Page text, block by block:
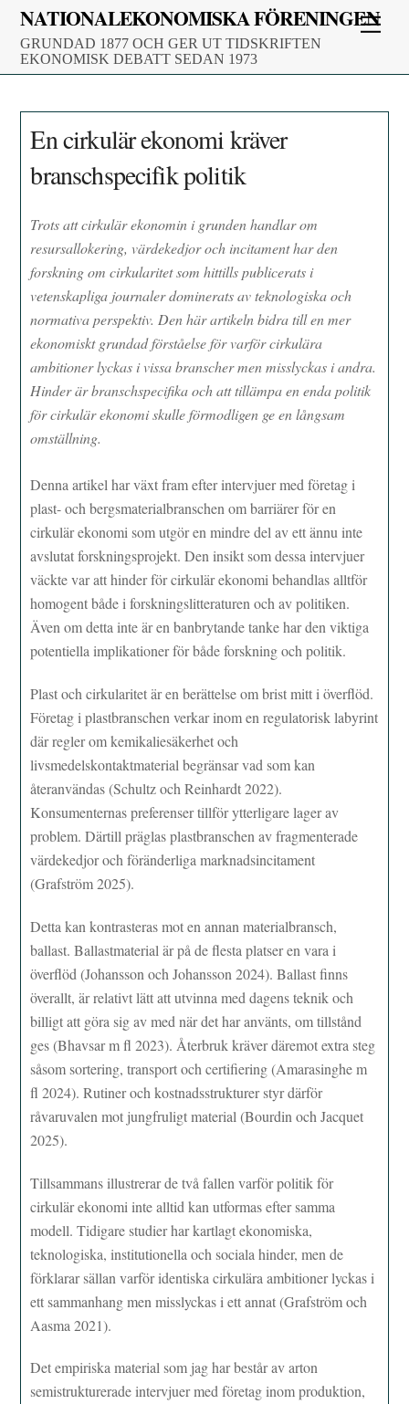
Skip
content
NATIONALEKONOMISKA FÖRENINGEN
GRUNDAD 1877 OCH GER UT TIDSKRIFTEN
EKONOMISK DEBATT SEDAN 1973
En cirkulär ekonomi kräver
branschspecifik politik
Trots att cirkulär ekonomin i grunden handlar om
resursallokering, värdekedjor och incitament har den
forskning om cirkularitet som hittills publicerats i
vetenskapliga journaler dominerats av teknologiska och
normativa perspektiv. Den här artikeln bidra till en mer
ekonomiskt grundad förståelse för varför cirkulära
ambitioner lyckas i vissa branscher men misslyckas i andra.
Hinder är branschspecifika och att tillämpa en enda politik
för cirkulär ekonomi skulle förmodligen ge en långsam
omställning.
Denna artikel har växt fram efter intervjuer med företag i
plast- och bergsmaterialbranschen om barriärer för en
cirkulär ekonomi som utgör en mindre del av ett ännu inte
avslutat forskningsprojekt. Den insikt som dessa intervjuer
väckte var att hinder för cirkulär ekonomi behandlas alltför
homogent både i forskningslitteraturen och av politiken.
Även om detta inte är en banbrytande tanke har den viktiga
potentiella implikationer för både forskning och politik.
Plast och cirkularitet är en berättelse om brist mitt i överflöd.
Företag i plastbranschen verkar inom en regulatorisk labyrint
där regler om kemikaliesäkerhet och
livsmedelskontaktmaterial begränsar vad som kan
återanvändas (Schultz och Reinhardt 2022).
Konsumenternas preferenser tillför ytterligare lager av
problem. Därtill präglas plastbranschen av fragmenterade
värdekedjor och föränderliga marknadsincitament
(Grafström 2025).
Detta kan kontrasteras mot en annan materialbransch,
ballast. Ballastmaterial är på de flesta platser en vara i
överflöd (Johansson och Johansson 2024). Ballast finns
överallt, är relativt lätt att utvinna med dagens teknik och
billigt att göra sig av med när det har använts, om tillstånd
ges (Bhavsar m fl 2023). Återbruk kräver däremot extra steg
såsom sortering, transport och certifiering (Amarasinghe m
fl 2024). Rutiner och kostnadsstrukturer styr därför
råvaruvalen mot jungfruligt material (Bourdin och Jacquet
2025).
Tillsammans illustrerar de två fallen varför politik för
cirkulär ekonomi inte alltid kan utformas efter samma
modell. Tidigare studier har kartlagt ekonomiska,
teknologiska, institutionella och sociala hinder, men de
förklarar sällan varför identiska cirkulära ambitioner lyckas i
ett sammanhang men misslyckas i ett annat (Grafström och
Aasma 2021).
Det empiriska material som jag har består av arton
semistrukturerade intervjuer med företag inom produktion,